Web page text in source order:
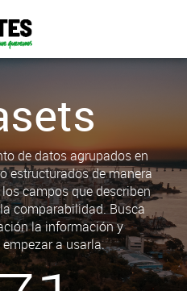
de datos agrupados en
estructurados de manera
campos que describen
comparabilidad. Busca
la información y
a usarla.